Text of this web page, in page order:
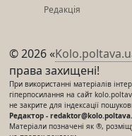
Редакція
© 2026 «
права захищені!
При використанні матеріалів
гіперпосилання на сайт
не закрите для індексації
Редактор -
Матеріали позначені як ®,